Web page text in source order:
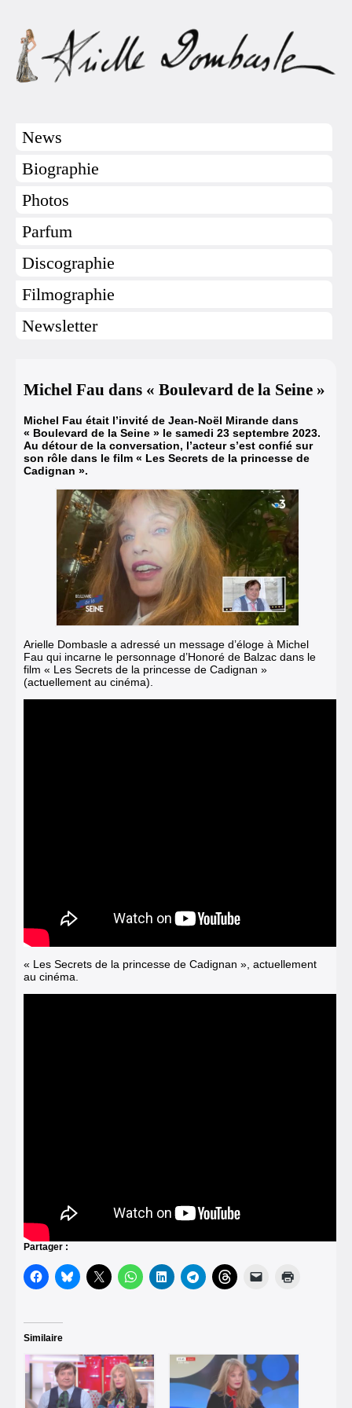
News
Biographie
Photos
Parfum
Discographie
Filmographie
Newsletter
Michel Fau dans « Boulevard de la Seine »
Michel Fau était l’invité de Jean-Noël Mirande dans
« Boulevard de la Seine » le samedi 23 septembre 2023.
Au détour de la conversation, l’acteur s’est confié sur
son rôle dans le film « Les Secrets de la princesse de
Cadignan ».
Arielle Dombasle a adressé un message d’éloge à Michel
Fau qui incarne le personnage d’Honoré de Balzac dans le
film « Les Secrets de la princesse de Cadignan »
(actuellement au cinéma).
« Les Secrets de la princesse de Cadignan », actuellement
au cinéma.
Partager :
Similaire